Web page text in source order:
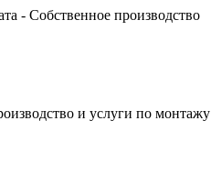
- Собственное производство
и услуги по монтажу